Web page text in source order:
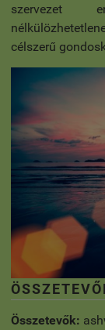
szervezet
célszerű
Összetevők: